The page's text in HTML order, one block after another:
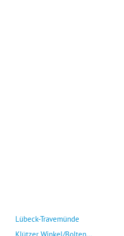
Lübeck-Travemünde